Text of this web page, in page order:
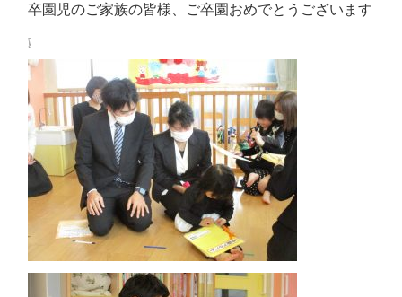
卒園児のご家族の皆様、ご卒園おめでとうございます
❕